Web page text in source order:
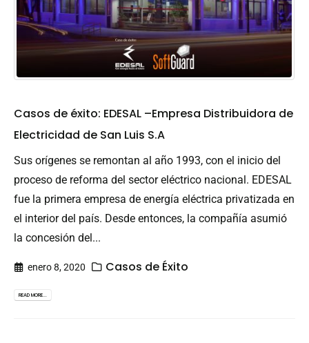
Casos de éxito: EDESAL –Empresa Distribuidora de
Electricidad de San Luis S.A
Sus orígenes se remontan al año 1993, con el inicio del
proceso de reforma del sector eléctrico nacional. EDESAL
fue la primera empresa de energía eléctrica privatizada en
el interior del país. Desde entonces, la compañía asumió
la concesión del...
enero 8, 2020 Casos de Éxito
READ MORE...